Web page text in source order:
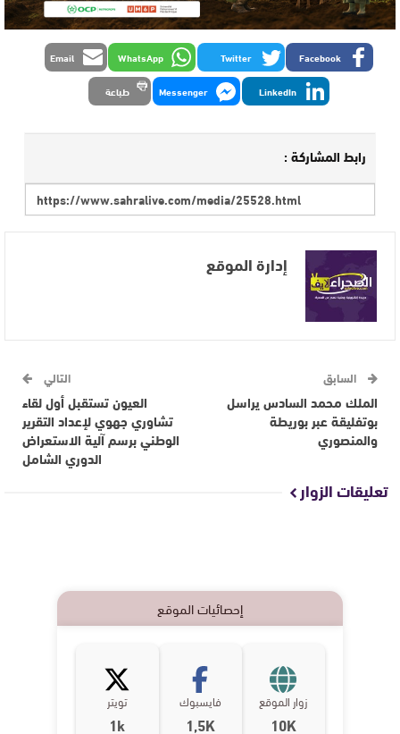
Facebook
Twitter
WhatsApp
Email
LinkedIn
Messenger طباعة
رابط المشاركة :
إدارة الموقع
السابق
الملك محمد السادس يراسل
بوتفليقة عبر بوريطة
والمنصوري
التالي
العيون تستقبل أول لقاء
تشاوري جهوي لإعداد التقرير
الوطني برسم آلية الاستعراض
الدوري الشامل
تعليقات الزوار
إحصائيات الموقع
زوار الموقع
10K
فايسبوك
1,5K
تويتر
1k